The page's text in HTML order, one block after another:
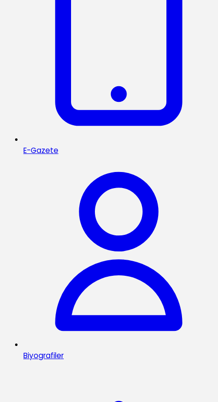
E-Gazete
Biyografiler